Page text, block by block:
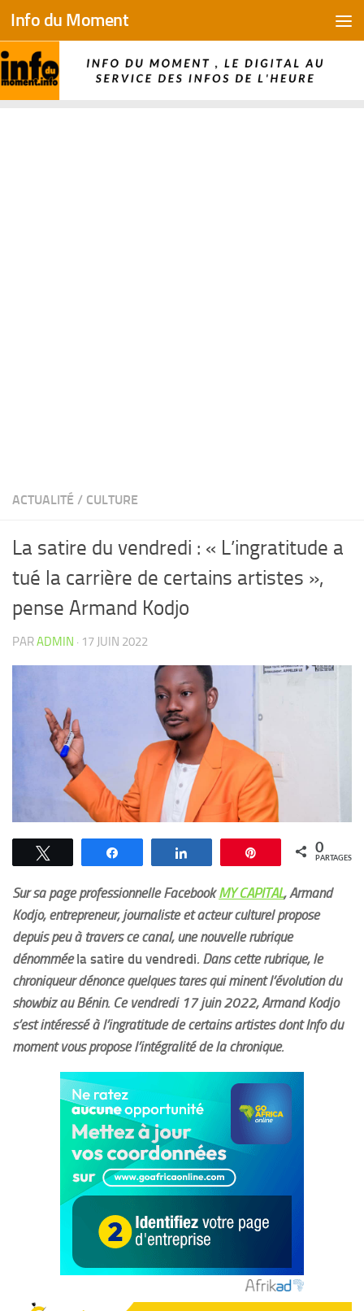
Skip to content
Info du Moment
ACTUALITÉ / CULTURE
La satire du vendredi : « L’ingratitude a
tué la carrière de certains artistes »,
pense Armand Kodjo
PARADMIN · 17 JUIN 2022
Épingle 0
PARTAGES
Sur sa page professionnelle FacebookMY CAPITAL, Armand
Kodjo, entrepreneur, journaliste et acteur culturel propose
depuis peu à travers ce canal, une nouvelle rubrique
dénomméela satire du vendredi. Dans cette rubrique, le
chroniqueur dénonce quelques tares qui minent l’évolution du
showbiz au Bénin. Ce vendredi 17 juin 2022, Armand Kodjo
s’est intéressé à l’ingratitude de certains artistes dont Info du
moment vous propose l’intégralité de la chronique.